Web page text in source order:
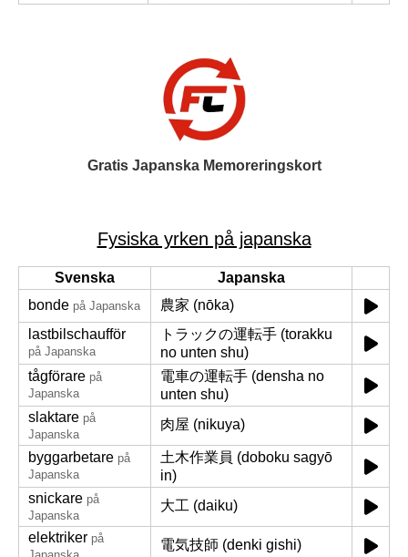
Gratis Japanska Memoreringskort
Fysiska yrken på japanska
Svenska
Japanska
bonde på Japanska
農家 (nōka)
lastbilschaufför
på Japanska
トラックの運転手 (torakku
no unten shu)
tågförare på
Japanska
電車の運転手 (densha no
unten shu)
slaktare på
Japanska
肉屋 (nikuya)
byggarbetare på
Japanska
土木作業員 (doboku sagyō
in)
snickare på
Japanska
大工 (daiku)
elektriker på
電気技師 (denki gishi)